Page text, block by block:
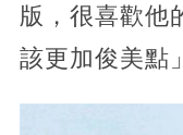
版，很喜歡他
該更加俊美點